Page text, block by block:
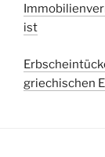
ist
griechischen